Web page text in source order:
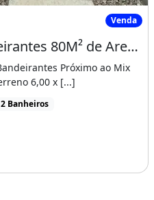
80M² de Area
Venda
Casas Novas no Bandeirantes 80M² de Area Construida, Proximo Ao Mix Mateus! Cód. 12Jb8Si
Próximo ao Mix
6,00 x [...]
2 Banheiros